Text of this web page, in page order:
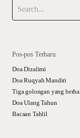
Pos-pos Terbaru
Doa Dizalimi
Doa Ruqyah Mandiri
Tiga golongan yang
Doa Ulang Tahun
Bacaan Tahlil